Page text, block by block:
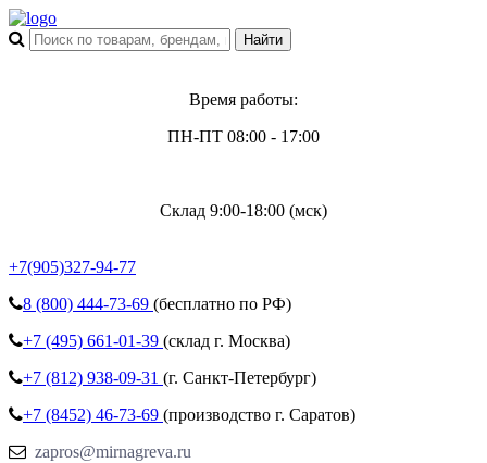
Время работы:
ПН-ПТ 08:00 - 17:00
Склад 9:00-18:00 (мск)
+7(905)327-94-77
8 (800) 444-73-69 (бесплатно по РФ)
+7 (495) 661-01-39 (склад г. Москва)
+7 (812) 938-09-31 (г. Санкт-Петербург)
+7 (8452) 46-73-69 (производство г. Саратов)
zapros@mirnagreva.ru